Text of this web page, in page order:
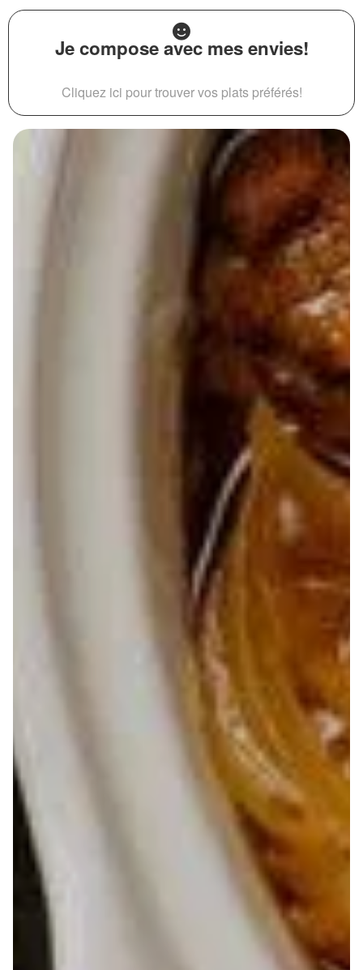
Je compose avec mes envies!
Cliquez ici pour trouver vos plats préférés!